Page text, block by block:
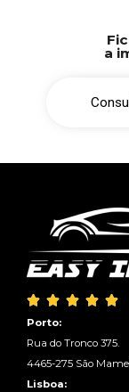
a
    
Porto:
Rua do Tronco 375.
4465-275 São
Lisboa: